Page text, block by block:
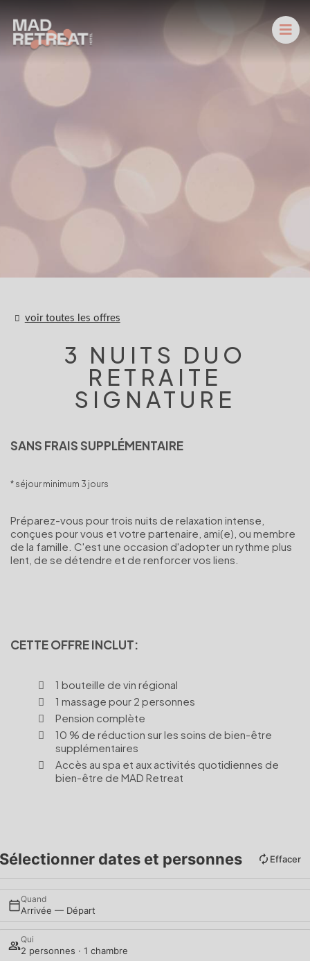
voir toutes les offres
3 NUITS DUO
RETRAITE
SIGNATURE
SANS FRAIS SUPPLÉMENTAIRE
séjour minimum 3 jours
Préparez-vous pour trois nuits de relaxation intense,
conçues pour vous et votre partenaire, ami(e), ou membre
de la famille. C'est une occasion d'adopter un rythme plus
lent, de se détendre et de renforcer vos liens.
CETTE OFFRE INCLUT:
1 bouteille de vin régional
1 massage pour 2 personnes
Pension complète
10 % de réduction sur les soins de bien-être
supplémentaires
Accès au spa et aux activités quotidiennes de
bien-être de MAD Retreat
Sélectionner dates et personnes Effacer
Quand
Arrivée — Départ
Qui
2 personnes · 1 chambre